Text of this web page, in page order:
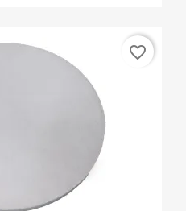
favorite_border